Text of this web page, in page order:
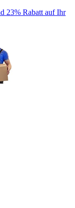
23% Rabatt auf Ihr